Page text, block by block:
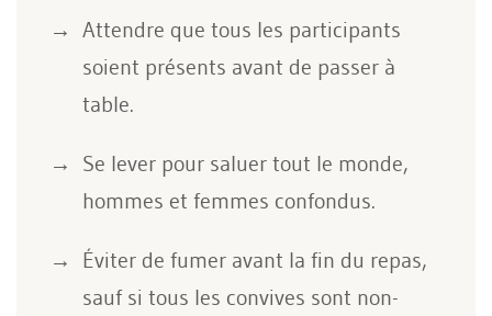
Attendre que tous les participants
soient présents avant de passer à
table.
Se lever pour saluer tout le monde,
hommes et femmes confondus.
Éviter de fumer avant la fin du repas,
sauf si tous les convives sont non-